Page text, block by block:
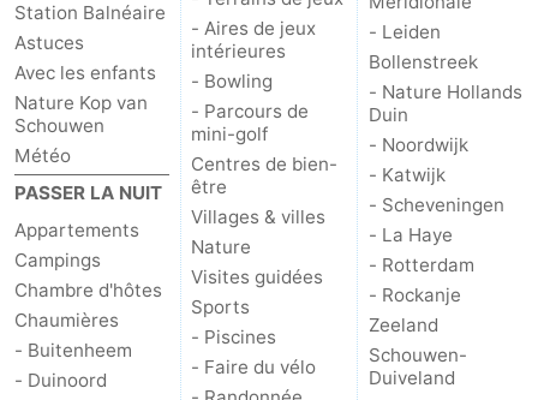
golf
être
villes
Visites
guidées
Sports
-
Piscines
-
Faire
vélo
-
Randonnée
Équitation
Station Balnéaire
Astuces
Avec les enfants
Nature Kop van
Schouwen
Météo
PASSER LA NUIT
Appartements
Campings
Chambre d'hôtes
Chaumières
- Buitenheem
- Duinoord
- Aires de jeux
intérieures
- Bowling
- Parcours de
mini-golf
Centres de bien-
être
Villages & villes
Nature
Visites guidées
Sports
- Piscines
- Faire du vélo
- Leiden
Bollenstreek
- Nature Hollands
Duin
- Noordwijk
- Katwijk
- Scheveningen
- La Haye
- Rotterdam
- Rockanje
Zeeland
Schouwen-
Duiveland